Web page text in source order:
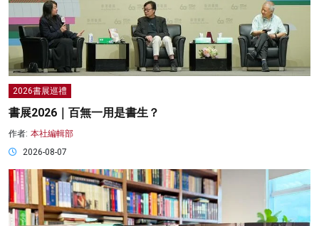
2026書展巡禮
書展2026｜百無一用是書生？
作者: 本社編輯部
2026-08-07